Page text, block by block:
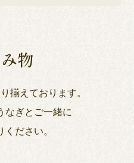
物
揃えております。
なぎとご一緒に
ください。